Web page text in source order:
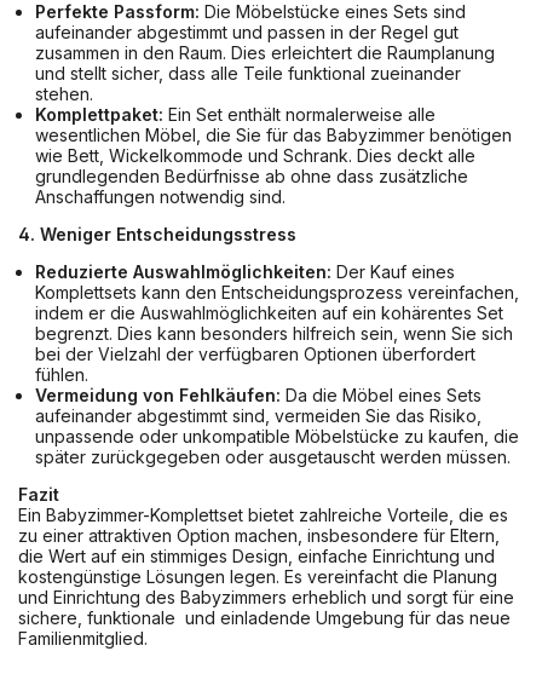
Perfekte Passform: Die Möbelstücke eines Sets sind
aufeinander abgestimmt und passen in der Regel gut
zusammen in den Raum. Dies erleichtert die Raumplanung
und stellt sicher, dass alle Teile funktional zueinander
stehen.
Komplettpaket: Ein Set enthält normalerweise alle
wesentlichen Möbel, die Sie für das Babyzimmer benötigen
wie Bett, Wickelkommode und Schrank. Dies deckt alle
grundlegenden Bedürfnisse ab ohne dass zusätzliche
Anschaffungen notwendig sind.
4. Weniger Entscheidungsstress
Reduzierte Auswahlmöglichkeiten: Der Kauf eines
Komplettsets kann den Entscheidungsprozess vereinfachen,
indem er die Auswahlmöglichkeiten auf ein kohärentes Set
begrenzt. Dies kann besonders hilfreich sein, wenn Sie sich
bei der Vielzahl der verfügbaren Optionen überfordert
fühlen.
Vermeidung von Fehlkäufen: Da die Möbel eines Sets
aufeinander abgestimmt sind, vermeiden Sie das Risiko,
unpassende oder unkompatible Möbelstücke zu kaufen, die
später zurückgegeben oder ausgetauscht werden müssen.
Fazit
Ein Babyzimmer-Komplettset bietet zahlreiche Vorteile, die es
zu einer attraktiven Option machen, insbesondere für Eltern,
die Wert auf ein stimmiges Design, einfache Einrichtung und
kostengünstige Lösungen legen. Es vereinfacht die Planung
und Einrichtung des Babyzimmers erheblich und sorgt für eine
sichere, funktionale und einladende Umgebung für das neue
Familienmitglied.